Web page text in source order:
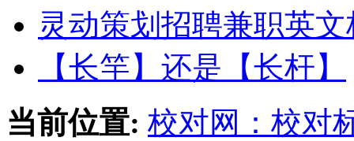
灵动策划招聘兼职英
【长竿】还是【长杆】
当前位置: 校对网：校对